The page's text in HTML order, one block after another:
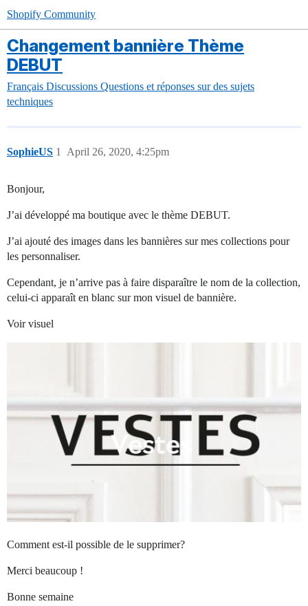
Shopify Community
Changement bannière Thème
DEBUT
Français Discussions Questions et réponses sur des sujets
techniques
SophieUS April 26, 2020, 4:25pm
1
Bonjour,
J’ai développé ma boutique avec le thème DEBUT.
J’ai ajouté des images dans les bannières sur mes collections pour
les personnaliser.
Cependant, je n’arrive pas à faire disparaître le nom de la collection,
celui-ci apparaît en blanc sur mon visuel de bannière.
Voir visuel
Comment est-il possible de le supprimer?
Merci beaucoup !
Bonne semaine